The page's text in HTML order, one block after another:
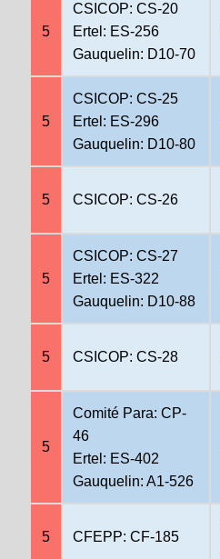
5
CSICOP: CS-20
Ertel: ES-256
Gauquelin: D10-70
5
CSICOP: CS-25
Ertel: ES-296
Gauquelin: D10-80
5 CSICOP: CS-26
5
CSICOP: CS-27
Ertel: ES-322
Gauquelin: D10-88
5 CSICOP: CS-28
5
Comité Para: CP-
46
Ertel: ES-402
Gauquelin: A1-526
5 CFEPP: CF-185